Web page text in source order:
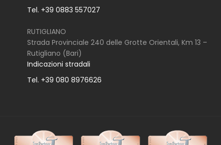
Tel. +39 0883 557027
RUTIGLIANO
Strada Provinciale 240 delle Grotte Orientali, Km 13 –
Rutigliano (Bari)
Indicazioni stradali
Tel. +39 080 8976626